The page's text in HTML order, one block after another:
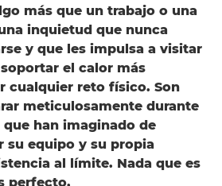
más que un trabajo o una
inquietud que nunca
y que les impulsa a visitar
el calor más
cualquier reto físico. Son
meticulosamente durante
que han imaginado de
su equipo y su propia
al límite. Nada que es
perfecto.